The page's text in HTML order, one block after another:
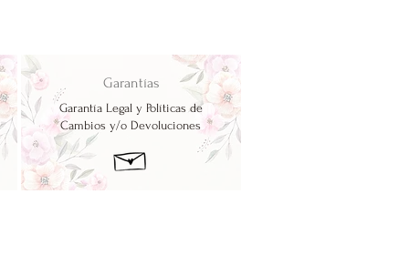
Garantías
Garantía Legal y Políticas de
Cambios y/o Devoluciones